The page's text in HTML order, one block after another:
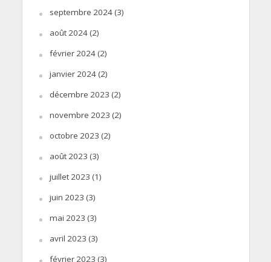
septembre 2024(3)
août 2024(2)
février 2024(2)
janvier 2024(2)
décembre 2023 (2)
novembre 2023 (2)
octobre 2023 (2)
août 2023 (3)
juillet 2023 (1)
juin 2023 (3)
mai 2023 (3)
avril 2023 (3)
février 2023 (3)